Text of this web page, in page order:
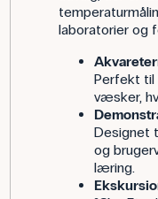
laboratorier og
Perfekt til
væsker,
Designet
og
læring.